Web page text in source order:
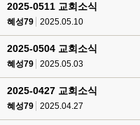
2025-0511 교회소식
혜성79 2025.05.10
2025-0504 교회소식
혜성79 2025.05.03
2025-0427 교회소식
혜성79 2025.04.27